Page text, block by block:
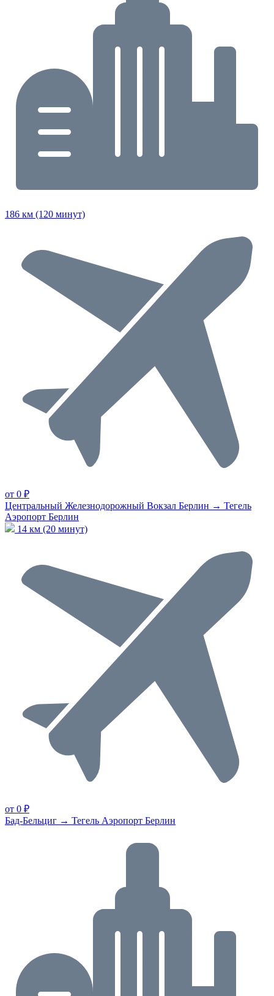
186 км (120 минут)
от 0 ₽
Центральный Железнодорожный Вокзал Берлин → Тегель
Аэропорт Берлин
14 км (20 минут)
от 0 ₽
Бад-Бельциг → Тегель Аэропорт Берлин